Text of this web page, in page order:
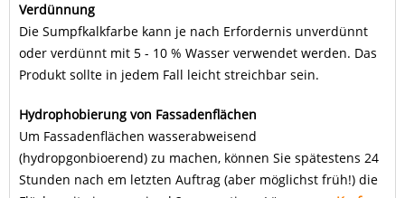
Verdünnung
Die Sumpfkalkfarbe kann je nach Erfordernis unverdünnt
oder verdünnt mit 5 - 10 % Wasser verwendet werden. Das
Produkt sollte in jedem Fall leicht streichbar sein.
Hydrophobierung von Fassadenflächen
Um Fassadenflächen wasserabweisend
(hydropgonbioerend) zu machen, können Sie spätestens 24
Stunden nach em letzten Auftrag (aber möglichst früh!) die